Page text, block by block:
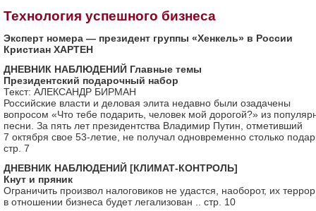
Технология успешного бизнеса
Эксперт номера — президент группы «Хенкель» в России
Кристиан ХАРТЕН
ДНЕВНИК НАБЛЮДЕНИЙ Главные темы
Президентский подарочный набор
Текст: АЛЕКСАНДР БИРМАН
Российские власти и деловая элита недавно были озадачены
вопросом «Что тебе подарить, человек мой дорогой?» из
песни. За пять лет президентства Владимир Путин, отметивший
7 октября свое 53-летие, не получал одновременно столько
стр. 7
ДНЕВНИК НАБЛЮДЕНИЙ [КЛИМАТ-КОНТРОЛЬ]
Кнут и пряник
Ограничить произвол налоговиков не удастся, наоборот, их террор
в отношении бизнеса будет легализован .. стр. 10